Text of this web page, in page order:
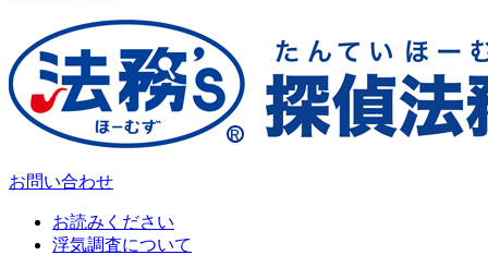
お問い合わせ
お読みください
浮気調査について